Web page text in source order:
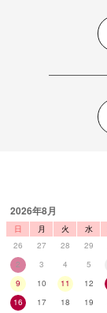
2026年8月
日 月 火 水
26
27 28 29
2
3 4 5
9
10 11 12
16
17 18 19